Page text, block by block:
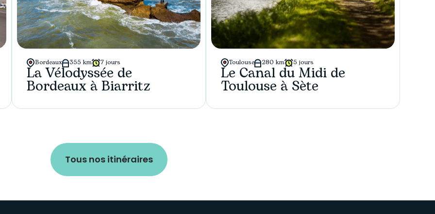
Bordeaux 355 km 7 jours
La Vélodyssée de
Bordeaux à Biarritz
Toulouse 280 km 5 jours
Le Canal du Midi de
Toulouse à Sète
Tous nos itinéraires